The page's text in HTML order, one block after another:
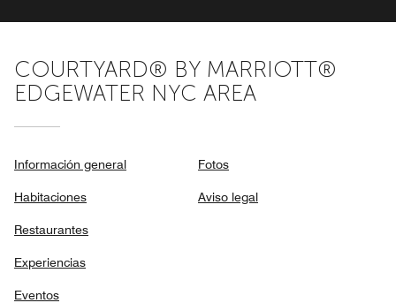
COURTYARD® BY MARRIOTT®
EDGEWATER NYC AREA
Información general
Habitaciones
Restaurantes
Experiencias
Eventos
Fotos
Aviso legal